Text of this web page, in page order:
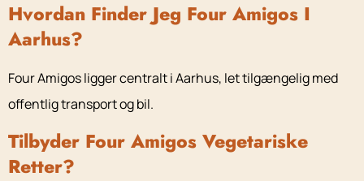
Hvordan Finder Jeg Four Amigos I
Aarhus?
Four Amigos ligger centralt i Aarhus, let tilgængelig med
offentlig transport og bil.
Tilbyder Four Amigos Vegetariske
Retter?